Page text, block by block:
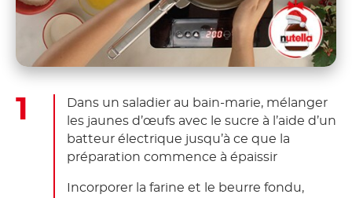
Dans un saladier au bain-marie, mélanger
les jaunes d’œufs avec le sucre à l’aide d’un
batteur électrique jusqu’à ce que la
préparation commence à épaissir
Incorporer la farine et le beurre fondu,